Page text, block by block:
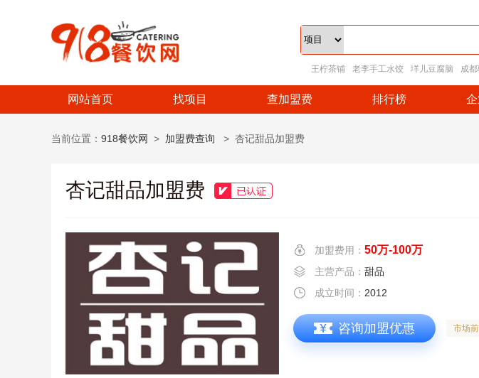
王柠茶铺 老李手工水饺 垟儿豆腐脑 成
网站首页 找项目 查加盟费 排行榜
当前位置： 918餐饮网 > 加盟费查询 > 杏记甜品加盟费
杏记甜品加盟费
加盟费用： 50万-100万
主营产品： 甜品
成立时间： 2012
咨询加盟优惠 市场